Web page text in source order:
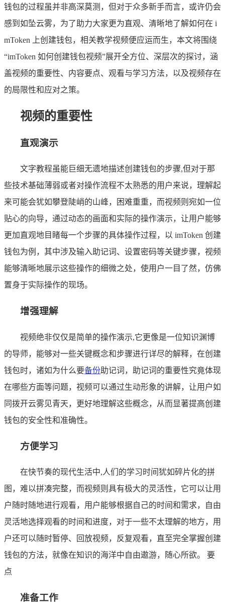
钱包的过程虽并非高深莫测，但对于众多新手而言，或许仍会
感到如坠云雾，为了助力大家更为直观、清晰地了解如何在 i
mToken 上创建钱包，相关教学视频便应运而生，本文将围绕
“imToken 如何创建钱包视频”展开全方位、深层次的探讨，涵
盖视频的重要性、内容要点、观看与学习方法，以及视频存在
的局限性和应对之策。
视频的重要性
直观演示
文字教程虽能巨细无遗地描述创建钱包的步骤,但对于那
些技术基础薄弱或者对操作流程不太熟悉的用户来说，理解起
来可能会犹如攀登陡峭的山峰，困难重重，而视频则宛如一位
贴心的向导，通过动态的画面和实际的操作演示，让用户能够
更加直观地目睹每一个步骤的具体操作过程，以 imToken 创建
钱包为例，其中涉及输入助记词、设置密码等关键步骤，视频
能够清晰地展示这些操作的细微之处，使用户一目了然，仿佛
置身于实际操作的现场。
增强理解
视频绝非仅仅是简单的操作演示,它更像是一位知识渊博
的导师，能够对一些关键概念和步骤进行详尽的解释，在创建
钱包时，诸如为什么要备份助记词，助记词的重要性究竟体现
在哪些方面等问题，视频可以通过生动形象的讲解，让用户如
同拨开云雾见青天，更好地理解这些概念，从而显著提高创建
钱包的安全性和准确性。
方便学习
在快节奏的现代生活中,人们的学习时间犹如碎片化的拼
图，难以拼凑完整，而视频则具有极大的灵活性，它可以让用
户随时随地进行观看，用户能够根据自己的时间和需求，自由
灵活地选择观看的时间和进度，对于一些不太理解的地方，用
户还可以随时暂停、回放视频，反复观看，直至完全掌握创建
钱包的方法，就像在知识的海洋中自由遨游，随心所欲。 要
点
准备工作